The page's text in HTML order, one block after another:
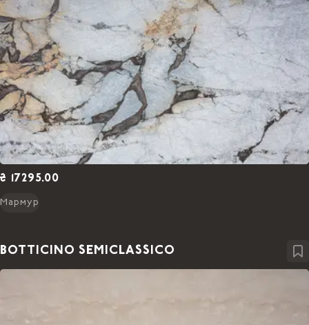
₴ 17295.00
Мармур
BOTTICINO SEMICLASSICO